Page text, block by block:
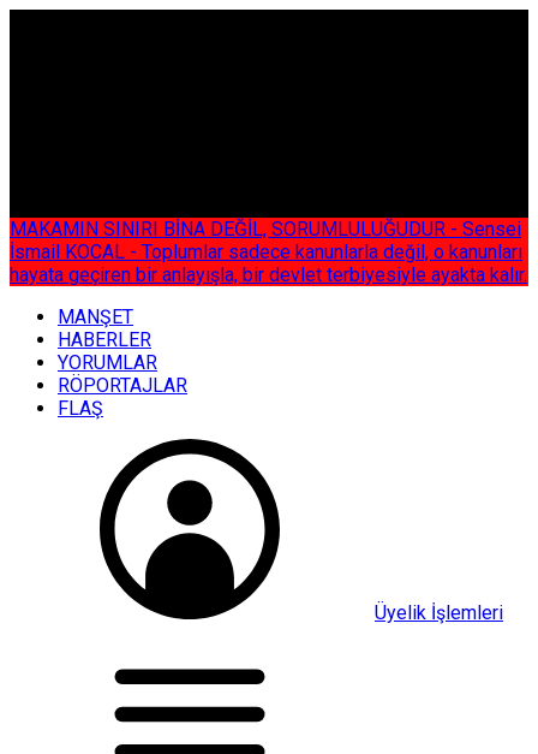
MAKAMIN SINIRI BİNA DEĞİL, SORUMLULUĞUDUR - Sensei
İsmail KOCAL - Toplumlar sadece kanunlarla değil, o kanunları
hayata geçiren bir anlayışla, bir devlet terbiyesiyle ayakta kalır.
MANŞET
HABERLER
YORUMLAR
RÖPORTAJLAR
FLAŞ
Üyelik İşlemleri